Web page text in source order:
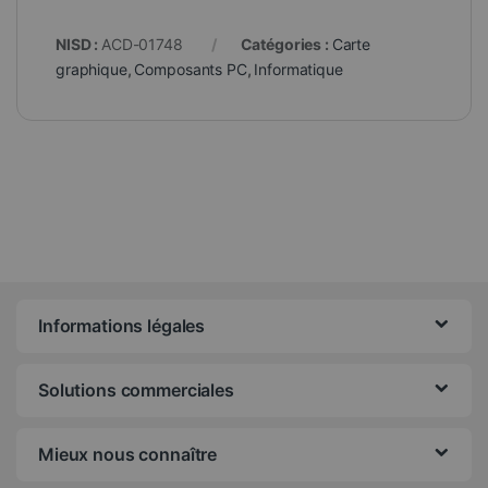
NISD :ACD-01748 Catégories : Carte
graphique, Composants PC, Informatique
Informations légales
Solutions commerciales
Mieux nous connaître